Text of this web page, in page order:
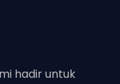
hadir untuk